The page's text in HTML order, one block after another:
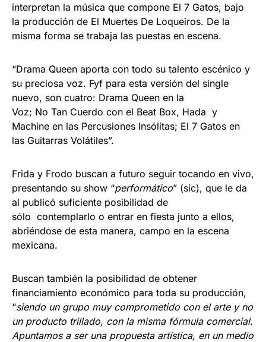
interpretan la música que compone El 7 Gatos, bajo
la producción de El Muertes De Loqueiros. De la
misma forma se trabaja las puestas en escena.
“Drama Queen aporta con todo su talento escénico y
su preciosa voz. Fyf para esta versión del single
nuevo, son cuatro: Drama Queen en la
Voz; No Tan Cuerdo con el Beat Box, Hada y
Machine en las Percusiones Insólitas; El 7 Gatos en
las Guitarras Volátiles”.
Frida y Frodo buscan a futuro seguir tocando en vivo,
presentando su show “performático” (sic), que le da
al publicó suficiente posibilidad de
sólo contemplarlo o entrar en fiesta junto a ellos,
abriéndose de esta manera, campo en la escena
mexicana.
Buscan también la posibilidad de obtener
financiamiento económico para toda su producción,
“siendo un grupo muy comprometido con el arte y no
un producto trillado, con la misma fórmula comercial.
Apuntamos a ser una propuesta artística, en un medio